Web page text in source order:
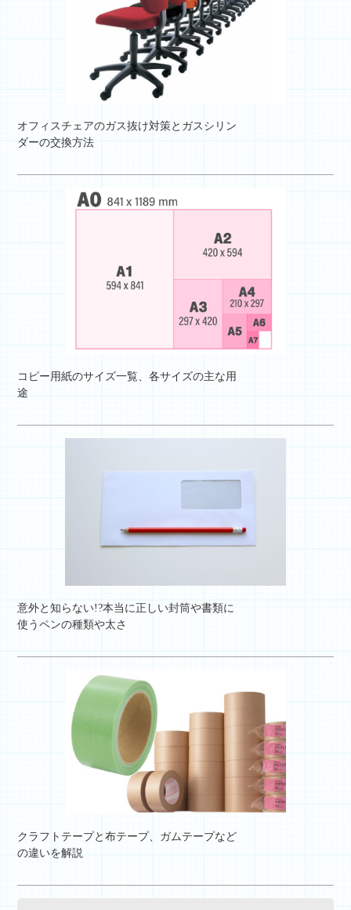
オフィスチェアのガス抜け対策とガスシリン
ダーの交換方法
コピー用紙のサイズ一覧、各サイズの主な用
途
意外と知らない!?本当に正しい封筒や書類に
使うペンの種類や太さ
クラフトテープと布テープ、ガムテープなど
の違いを解説